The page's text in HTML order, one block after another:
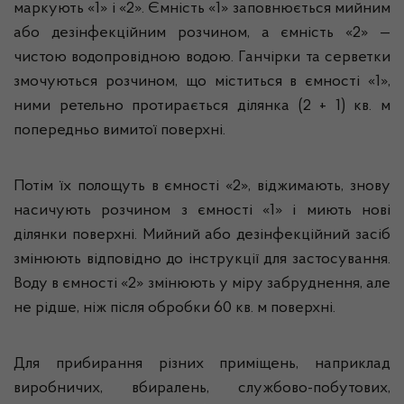
маркують «1» і «2». Ємність «1» заповнюється мийним
або дезінфекційним розчином, а ємність «2» —
чистою водопровідною водою. Ганчірки та серветки
змочуються розчином, що міститься в ємності «1»,
ними ретельно протирається ділянка (2 + 1) кв. м
попередньо вимитої поверхні.
Потім їх полощуть в ємності «2», віджимають, знову
насичують розчином з ємності «1» і миють нові
ділянки поверхні. Мийний або дезінфекційний засіб
змінюють відповідно до інструкції для застосування.
Воду в ємності «2» змінюють у міру забруднення, але
не рідше, ніж після обробки 60 кв. м поверхні.
Для прибирання різних приміщень, наприклад
виробничих, вбиралень, службово-побутових,